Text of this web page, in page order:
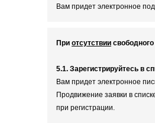
Вам придет электронное
При отсутствии
5.1. Зарегистрируйтесь в
Вам придет электронное
Продвижение заявки в
при регистрации.